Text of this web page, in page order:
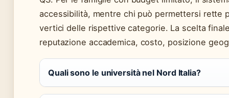
accessibilità, mentre chi può permettersi rette
vertici delle rispettive categorie. La scelta
reputazione accademica, costo, posizione
Quali sono le università nel Nord Italia?